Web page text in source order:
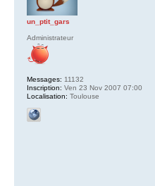
un_ptit_gars
Administrateur
Messages: 11132
Inscription: Ven 23 Nov 2007 07:00
Localisation: Toulouse